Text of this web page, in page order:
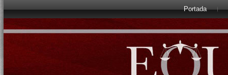
Portada